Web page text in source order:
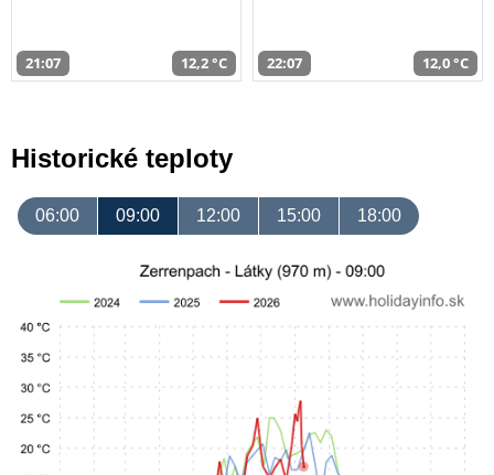
21:07 12,2 °C 22:07 12,0 °C
Historické teploty
06:00 09:00 12:00 15:00 18:00